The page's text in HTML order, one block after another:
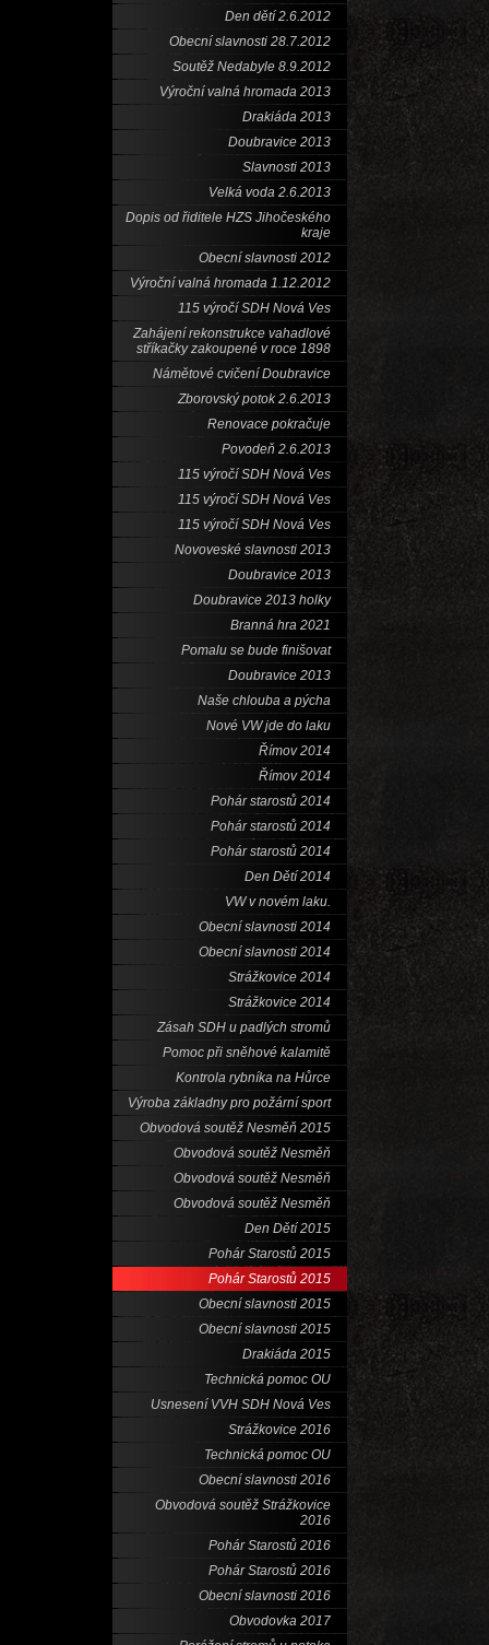
Den dětí 2.6.2012
Obecní slavnosti 28.7.2012
Soutěž Nedabyle 8.9.2012
Výroční valná hromada 2013
Drakiáda 2013
Doubravice 2013
Slavnosti 2013
Velká voda 2.6.2013
Dopis od řiditele HZS Jihočeského
kraje
Obecní slavnosti 2012
Výroční valná hromada 1.12.2012
115 výročí SDH Nová Ves
Zahájení rekonstrukce vahadlové
stříkačky zakoupené v roce 1898
Námětové cvičení Doubravice
Zborovský potok 2.6.2013
Renovace pokračuje
Povodeň 2.6.2013
115 výročí SDH Nová Ves
115 výročí SDH Nová Ves
115 výročí SDH Nová Ves
Novoveské slavnosti 2013
Doubravice 2013
Doubravice 2013 holky
Branná hra 2021
Pomalu se bude finišovat
Doubravice 2013
Naše chlouba a pýcha
Nové VW jde do laku
Římov 2014
Římov 2014
Pohár starostů 2014
Pohár starostů 2014
Pohár starostů 2014
Den Dětí 2014
VW v novém laku.
Obecní slavnosti 2014
Obecní slavnosti 2014
Strážkovice 2014
Strážkovice 2014
Zásah SDH u padlých stromů
Pomoc při sněhové kalamitě
Kontrola rybníka na Hůrce
Výroba základny pro požární sport
Obvodová soutěž Nesměň 2015
Obvodová soutěž Nesměň
Obvodová soutěž Nesměň
Obvodová soutěž Nesměň
Den Dětí 2015
Pohár Starostů 2015
Pohár Starostů 2015
Obecní slavnosti 2015
Obecní slavnosti 2015
Drakiáda 2015
Technická pomoc OU
Usnesení VVH SDH Nová Ves
Strážkovice 2016
Technická pomoc OU
Obecní slavnosti 2016
Obvodová soutěž Strážkovice
2016
Pohár Starostů 2016
Pohár Starostů 2016
Obecní slavnosti 2016
Obvodovka 2017